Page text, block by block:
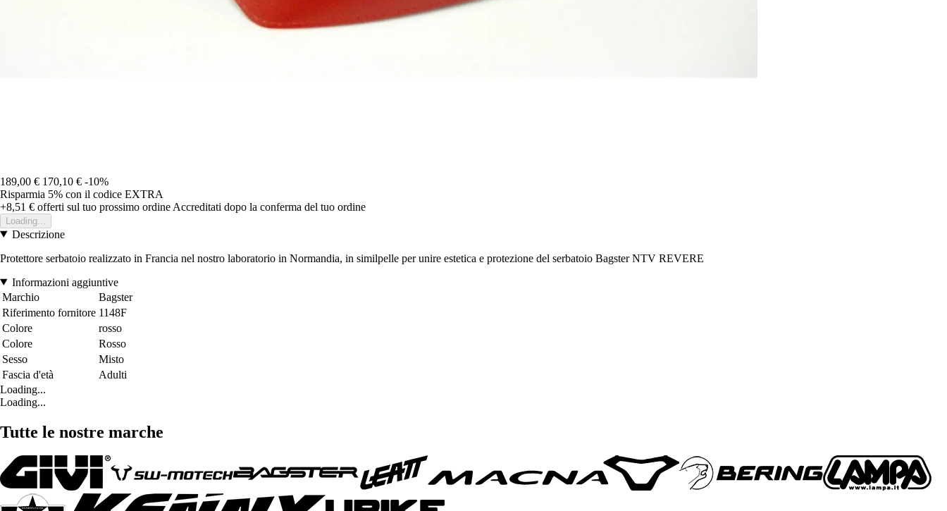
189,00 € 170,10 € -10%
Risparmia 5% con il codice EXTRA
+8,51 € offerti sul tuo prossimo ordine Accreditati dopo la conferma del tuo ordine
Loading...
Descrizione
Protettore serbatoio realizzato in Francia nel nostro laboratorio in Normandia, in similpelle per unire estetica e protezione del serbatoio Bagster NTV REVERE
Informazioni aggiuntive
Marchio
Bagster
Riferimento fornitore 1148F
Colore
rosso
Colore
Rosso
Sesso
Misto
Fascia d'età
Adulti
Loading...
Loading...
Tutte le nostre marche